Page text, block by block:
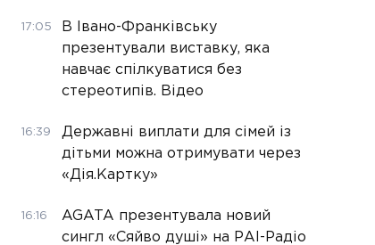
17:05
В Івано-Франківську
презентували виставку, яка
навчає спілкуватися без
стереотипів. Відео
16:39
Державні виплати для сімей із
дітьми можна отримувати через
«Дія.Картку»
16:16
AGATA презентувала новий
сингл «Сяйво душі» на РАІ-Радіо